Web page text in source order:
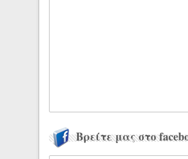
Βρείτε μας στο